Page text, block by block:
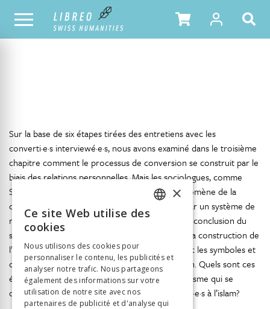
NOTRE CATALOGUE TABLE DES MATIÈRES
Sur la base de six étapes tirées des entretiens avec les
converti·e·s interviewé·e·s, nous avons examiné dans le troisième
chapitre comment le processus de conversion se construit par le
biais des relations personnelles. Mais les sociologues, comme
Stefano Allievi, qui se sont penchés sur le phénomène de la
conversion rappellent que l’identité se forme par un système de
relations autant que de représentations
. Cette conclusion du
sociologue italien nous amène à la question de la construction de
l’identité du ou de la converti·e par son lien avec les symboles et
objets qui marquent la trajectoire de conversion. Quels sont ces
éléments communs aux converti·e·s au christianisme qui se
distinguent des éléments communs aux converti·e·s à l’islam?
ITALIAN
×
Ce site Web utilise des
cookies
Nous utilisons des cookies pour
personnaliser le contenu, les publicités et
analyser notre trafic. Nous partageons
également des informations sur votre
utilisation de notre site avec nos
partenaires de publicité et d'analyse qui